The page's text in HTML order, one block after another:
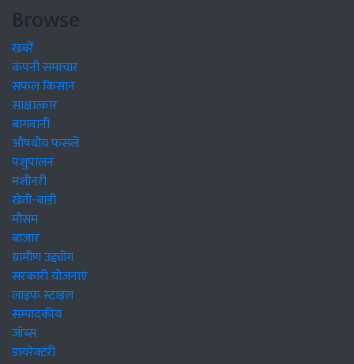
Browse
खबरें
कंपनी समाचार
सफल किसान
साक्षात्कार
बागवानी
औषधीय फसलें
पशुपालन
मशीनरी
खेती-बाड़ी
मौसम
बाजार
ग्रामीण उद्द्योग
सरकारी योजनाएं
लाइफ स्टाइल
सम्पादकीय
जॉब्स
डायरेक्टरी